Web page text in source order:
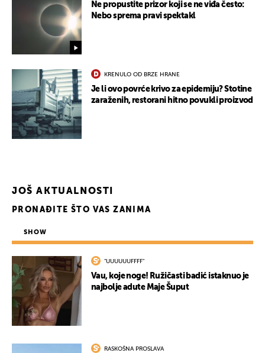
Ne propustite prizor koji se ne viđa često:
Nebo sprema pravi spektakl
KRENULO OD BRZE HRANE
Je li ovo povrće krivo za epidemiju? Stotine
zaraženih, restorani hitno povukli proizvod
JOŠ AKTUALNOSTI
PRONAĐITE ŠTO VAS ZANIMA
SHOW
"UUUUUUFFFF"
Vau, koje noge! Ružičasti badić istaknuo je
najbolje adute Maje Šuput
RASKOŠNA PROSLAVA